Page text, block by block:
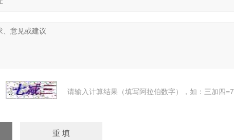
请输入计算结果（填写阿拉伯数字），如：三加四=7